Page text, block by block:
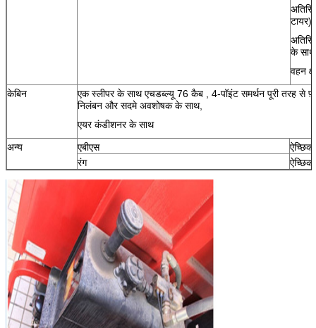
टायर)
के साथ
वहन
केबिन
एक स्लीपर के साथ एचडब्ल्यू 76 कैब
, 4-पॉइंट समर्थन पूरी तरह से
निलंबन और सदमे अवशोषक के साथ,
एयर कंडीशनर के साथ
अन्य
एबीएस
ऐच्छिक
रंग
ऐच्छिक